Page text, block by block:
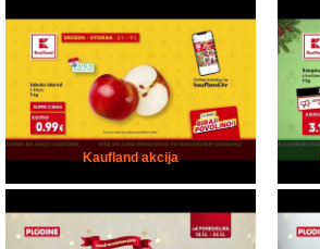
Kaufland akcija